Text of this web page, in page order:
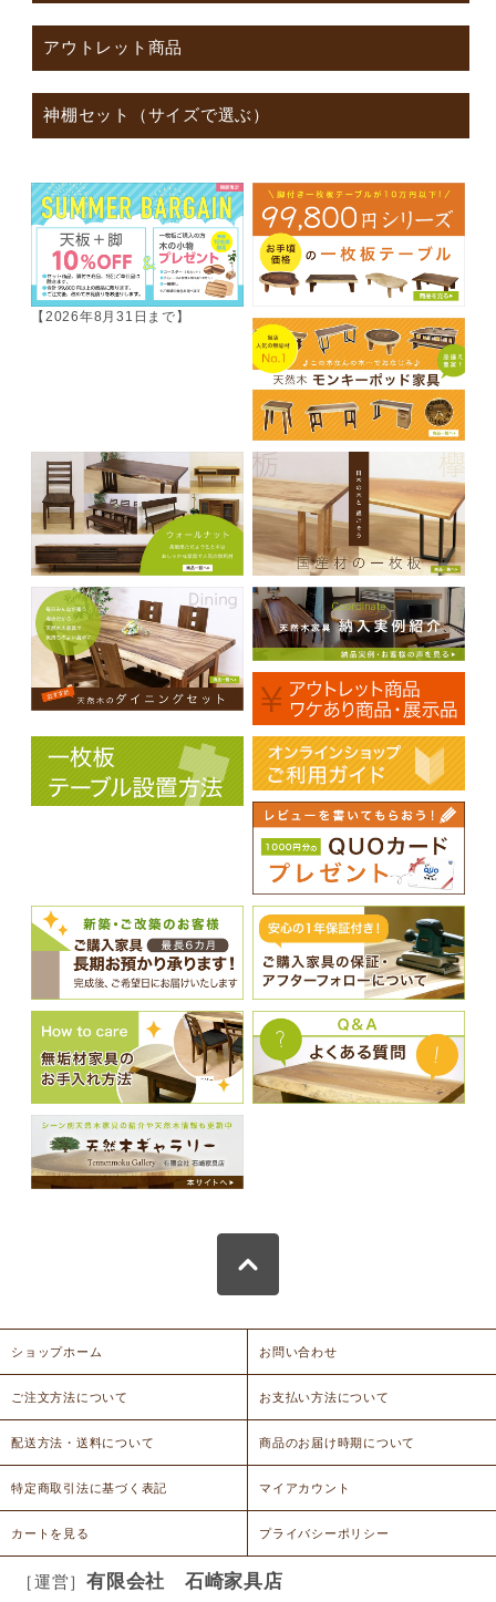
アウトレット商品
神棚セット（サイズで選ぶ）
【2026年8月31日まで】
ショップホーム お問い合わせ
ご注文方法について お支払い方法について
配送方法・送料について 商品のお届け時期について
特定商取引法に基づく表記 マイアカウント
カートを見る プライバシーポリシー
［運営］ 有限会社 石崎家具店